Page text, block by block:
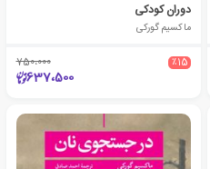
دوران کودکی
ماکسیم گورکی
٪15 750،000
637،500